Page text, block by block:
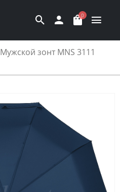
0
Мужской зонт MNS 3111